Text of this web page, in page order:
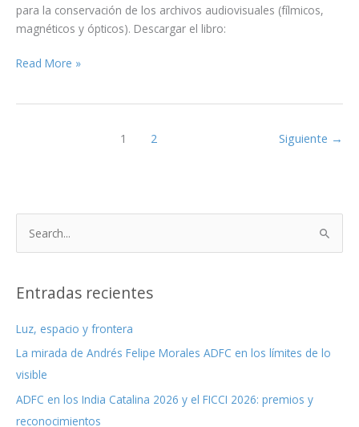
para la conservación de los archivos audiovisuales (fílmicos,
magnéticos y ópticos). Descargar el libro:
La
píxeles
(Free
Read More »
1 2 Siguiente →
c
r
p
o
r
:
Entradas recientes
Luz, espacio y frontera
La mirada de Andrés Felipe Morales ADFC en los límites de lo
visible
ADFC en los India Catalina 2026 y el FICCI 2026: premios y
reconocimientos